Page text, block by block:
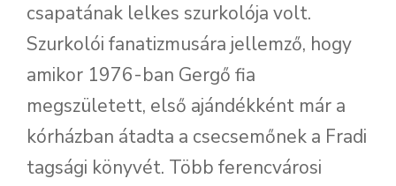
csapatának lelkes szurkolója volt.
Szurkolói fanatizmusára jellemző, hogy
amikor 1976-ban Gergő fia
megszületett, első ajándékként már a
kórházban átadta a csecsemőnek a Fradi
tagsági könyvét. Több ferencvárosi